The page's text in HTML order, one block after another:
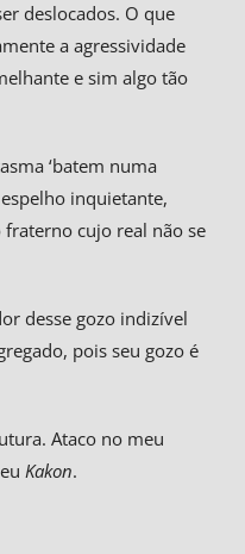
deslocados. O que
a agressividade
e sim algo tão
‘batem numa
inquietante,
cujo real não se
desse gozo indizível
pois seu gozo é
Ataco no meu
Kakon.